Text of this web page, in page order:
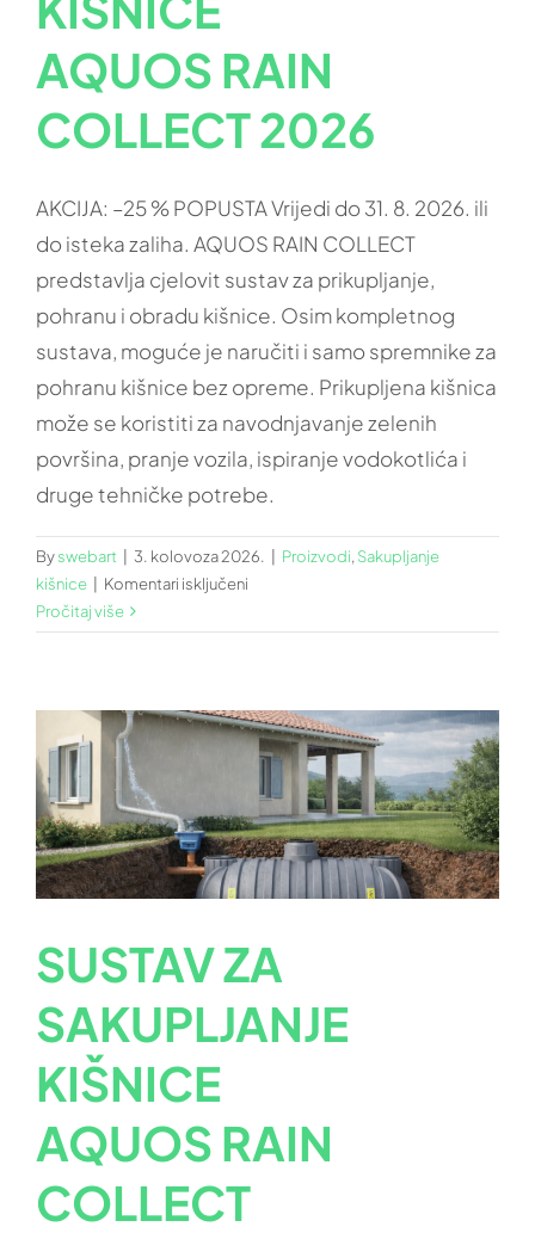
SERVIS
FAQ
AQUOS RAIN
COLLECT 2026
AKCIJA: –25 % POPUSTA Vrijedi do 31. 8. 2026. ili
do isteka zaliha. AQUOS RAIN COLLECT
predstavlja cjelovit sustav za prikupljanje,
pohranu i obradu kišnice. Osim kompletnog
sustava, moguće je naručiti i samo spremnike za
pohranu kišnice bez opreme. Prikupljena kišnica
može se koristiti za navodnjavanje zelenih
površina, pranje vozila, ispiranje vodokotlića i
druge tehničke potrebe.
Byswebart 3. kolovoza 2026. Proizvodi, Sakupljanje
kišnice
Komentari isključeni
ZA
AQUOS
RAIN
COLLECT
2026
Pročitaj više
SUSTAV ZA
SAKUPLJANJE
KIŠNICE
AQUOS RAIN
COLLECT